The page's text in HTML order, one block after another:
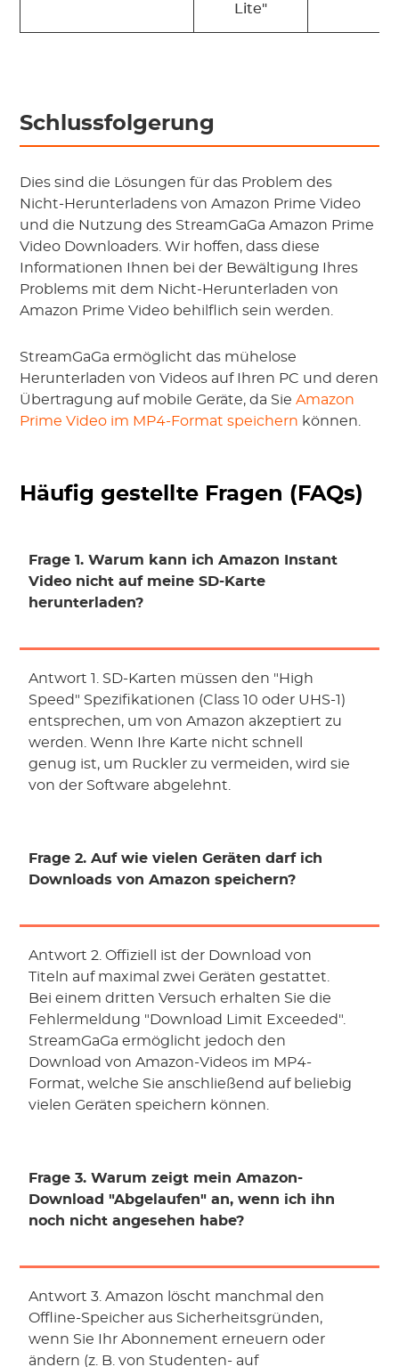
Lite"
Schlussfolgerung
Dies sind die Lösungen für das Problem des
Nicht-Herunterladens von Amazon Prime Video
und die Nutzung des StreamGaGa Amazon Prime
Video Downloaders. Wir hoffen, dass diese
Informationen Ihnen bei der Bewältigung Ihres
Problems mit dem Nicht-Herunterladen von
Amazon Prime Video behilflich sein werden.
StreamGaGa ermöglicht das mühelose
Herunterladen von Videos auf Ihren PC und deren
Übertragung auf mobile Geräte, da SieAmazon
Prime Video im MP4-Format speichern können.
Häufig gestellte Fragen (FAQs)
Frage 1. Warum kann ich Amazon Instant
Video nicht auf meine SD-Karte
herunterladen?
Antwort 1. SD-Karten müssen den "High
Speed" Spezifikationen (Class 10 oder UHS-1)
entsprechen, um von Amazon akzeptiert zu
werden. Wenn Ihre Karte nicht schnell
genug ist, um Ruckler zu vermeiden, wird sie
von der Software abgelehnt.
Frage 2. Auf wie vielen Geräten darf ich
Downloads von Amazon speichern?
Antwort 2. Offiziell ist der Download von
Titeln auf maximal zwei Geräten gestattet.
Bei einem dritten Versuch erhalten Sie die
Fehlermeldung "Download Limit Exceeded".
StreamGaGa ermöglicht jedoch den
Download von Amazon-Videos im MP4-
Format, welche Sie anschließend auf beliebig
vielen Geräten speichern können.
Frage 3. Warum zeigt mein Amazon-
Download "Abgelaufen" an, wenn ich ihn
noch nicht angesehen habe?
Antwort 3. Amazon löscht manchmal den
Offline-Speicher aus Sicherheitsgründen,
wenn Sie Ihr Abonnement erneuern oder
ändern (z. B. von Studenten- auf